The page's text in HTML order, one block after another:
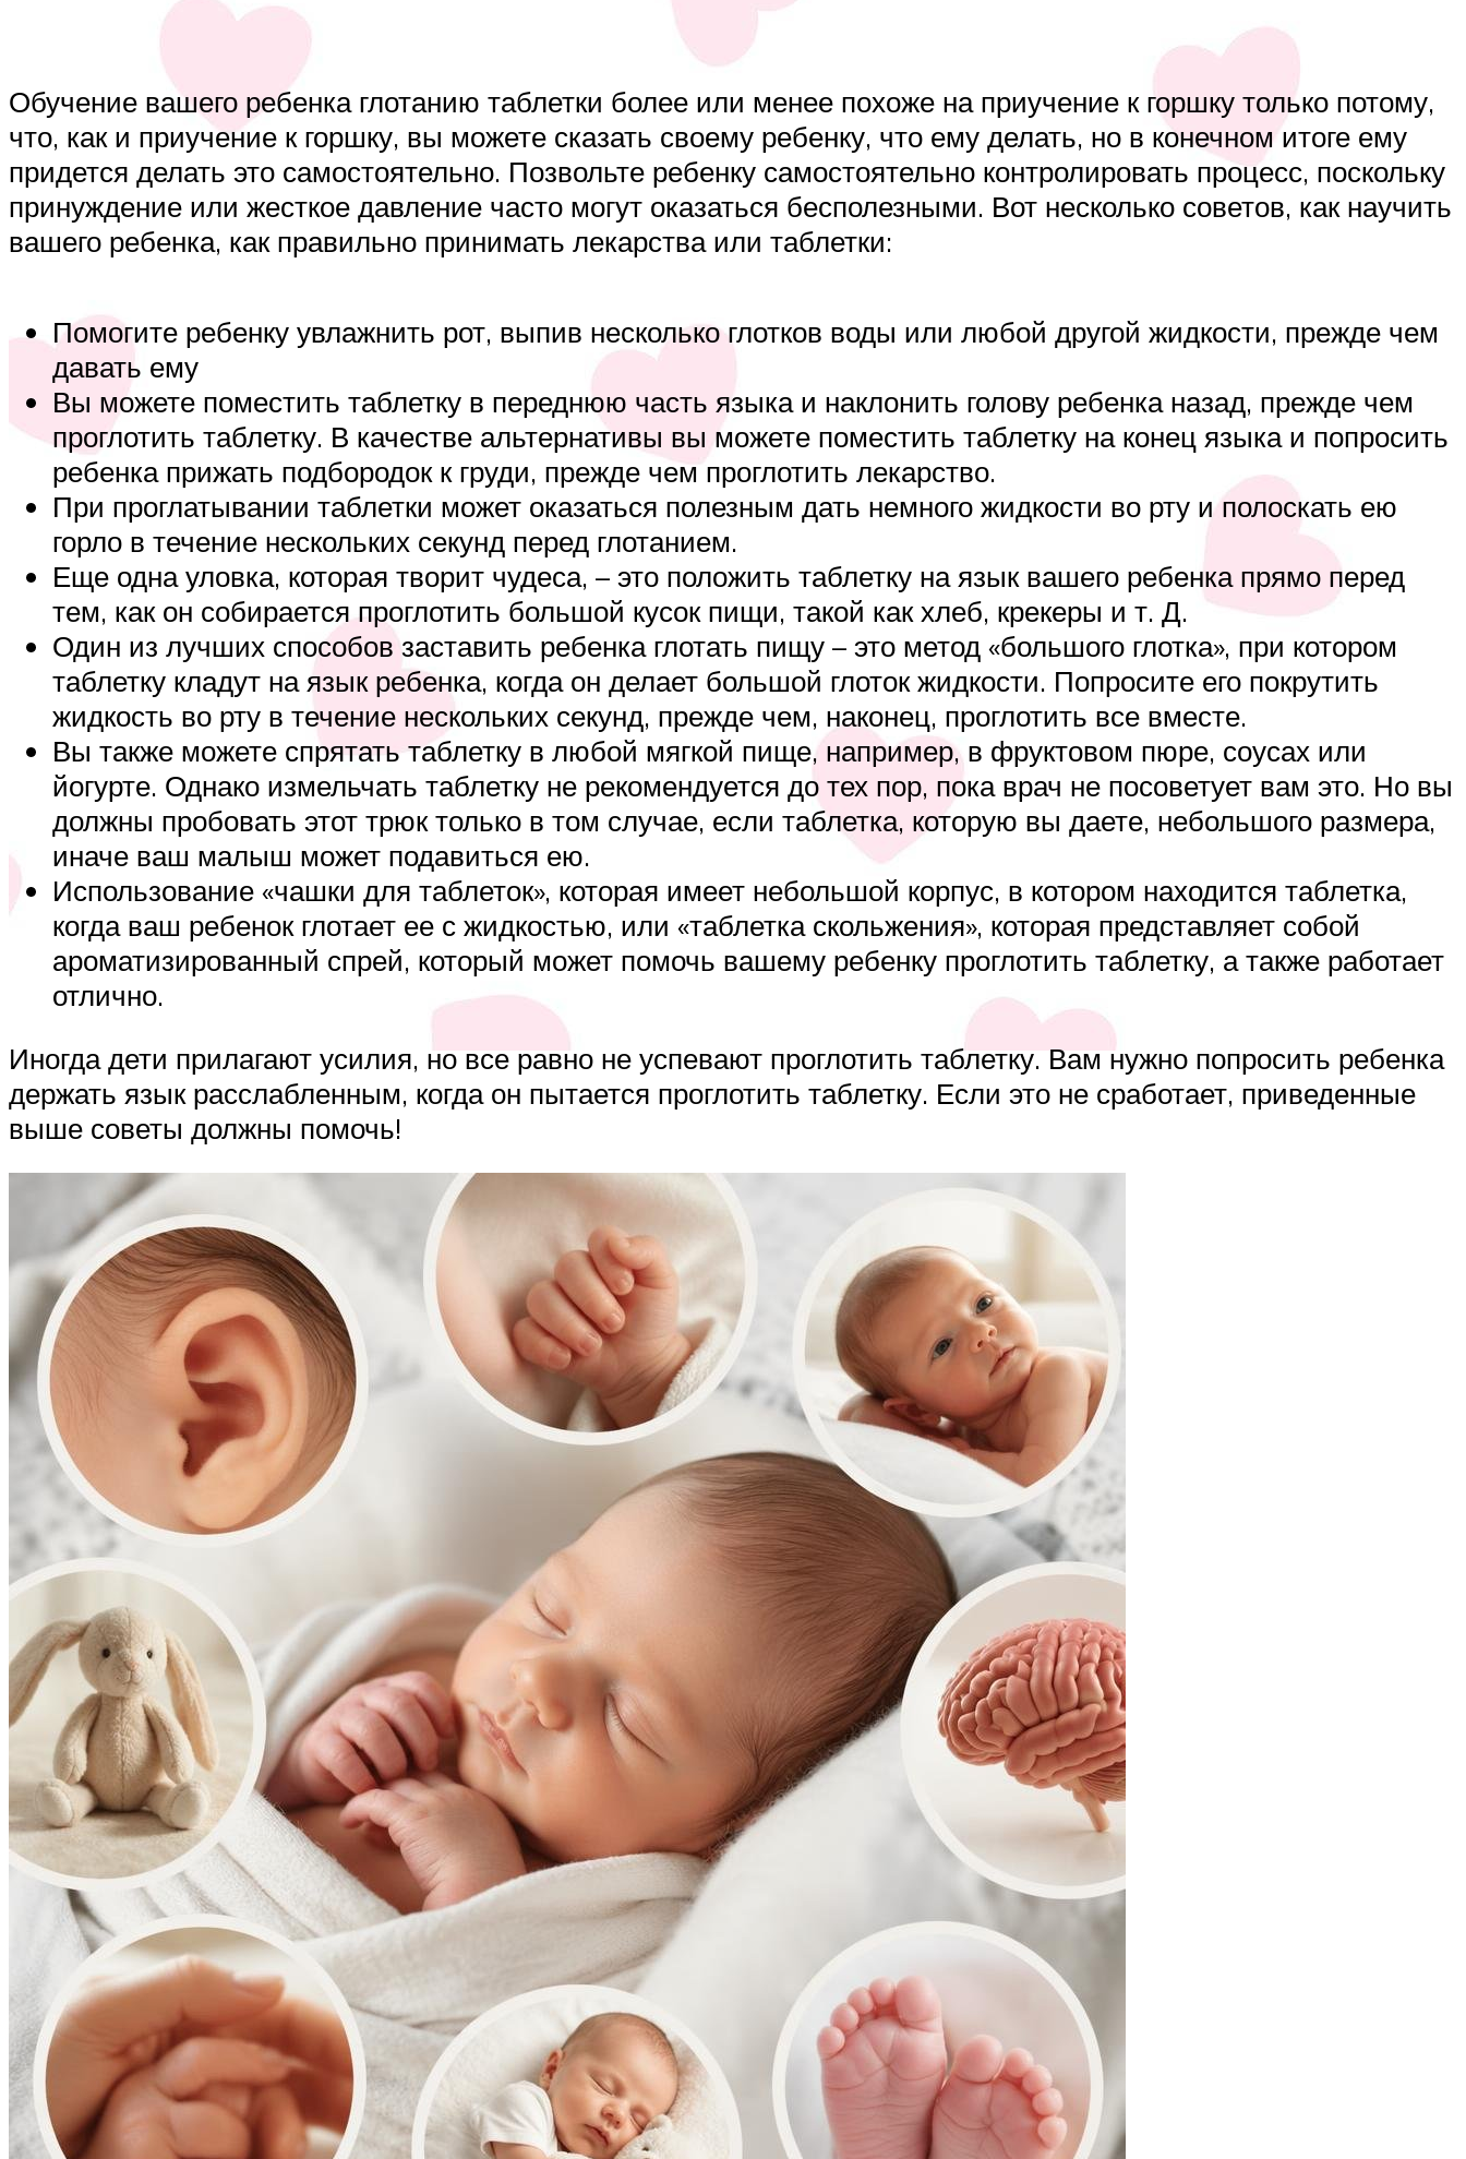
Обучение вашего ребенка глотанию таблетки более или менее похоже на приучение к горшку только потому,
что, как и приучение к горшку, вы можете сказать своему ребенку, что ему делать, но в конечном итоге ему
придется делать это самостоятельно. Позвольте ребенку самостоятельно контролировать процесс, поскольку
принуждение или жесткое давление часто могут оказаться бесполезными. Вот несколько советов, как научить
вашего ребенка, как правильно принимать лекарства или таблетки:
Помогите ребенку увлажнить рот, выпив несколько глотков воды или любой другой жидкости, прежде чем
давать ему
Вы можете поместить таблетку в переднюю часть языка и наклонить голову ребенка назад, прежде чем
проглотить таблетку. В качестве альтернативы вы можете поместить таблетку на конец языка и попросить
ребенка прижать подбородок к груди, прежде чем проглотить лекарство.
При проглатывании таблетки может оказаться полезным дать немного жидкости во рту и полоскать ею
горло в течение нескольких секунд перед глотанием.
Еще одна уловка, которая творит чудеса, – это положить таблетку на язык вашего ребенка прямо перед
тем, как он собирается проглотить большой кусок пищи, такой как хлеб, крекеры и т. Д.
Один из лучших способов заставить ребенка глотать пищу – это метод «большого глотка», при котором
таблетку кладут на язык ребенка, когда он делает большой глоток жидкости. Попросите его покрутить
жидкость во рту в течение нескольких секунд, прежде чем, наконец, проглотить все вместе.
Вы также можете спрятать таблетку в любой мягкой пище, например, в фруктовом пюре, соусах или
йогурте. Однако измельчать таблетку не рекомендуется до тех пор, пока врач не посоветует вам это. Но вы
должны пробовать этот трюк только в том случае, если таблетка, которую вы даете, небольшого размера,
иначе ваш малыш может подавиться ею.
Использование «чашки для таблеток», которая имеет небольшой корпус, в котором находится таблетка,
когда ваш ребенок глотает ее с жидкостью, или «таблетка скольжения», которая представляет собой
ароматизированный спрей, который может помочь вашему ребенку проглотить таблетку, а также работает
отлично.
Иногда дети прилагают усилия, но все равно не успевают проглотить таблетку. Вам нужно попросить ребенка
держать язык расслабленным, когда он пытается проглотить таблетку. Если это не сработает, приведенные
выше советы должны помочь!